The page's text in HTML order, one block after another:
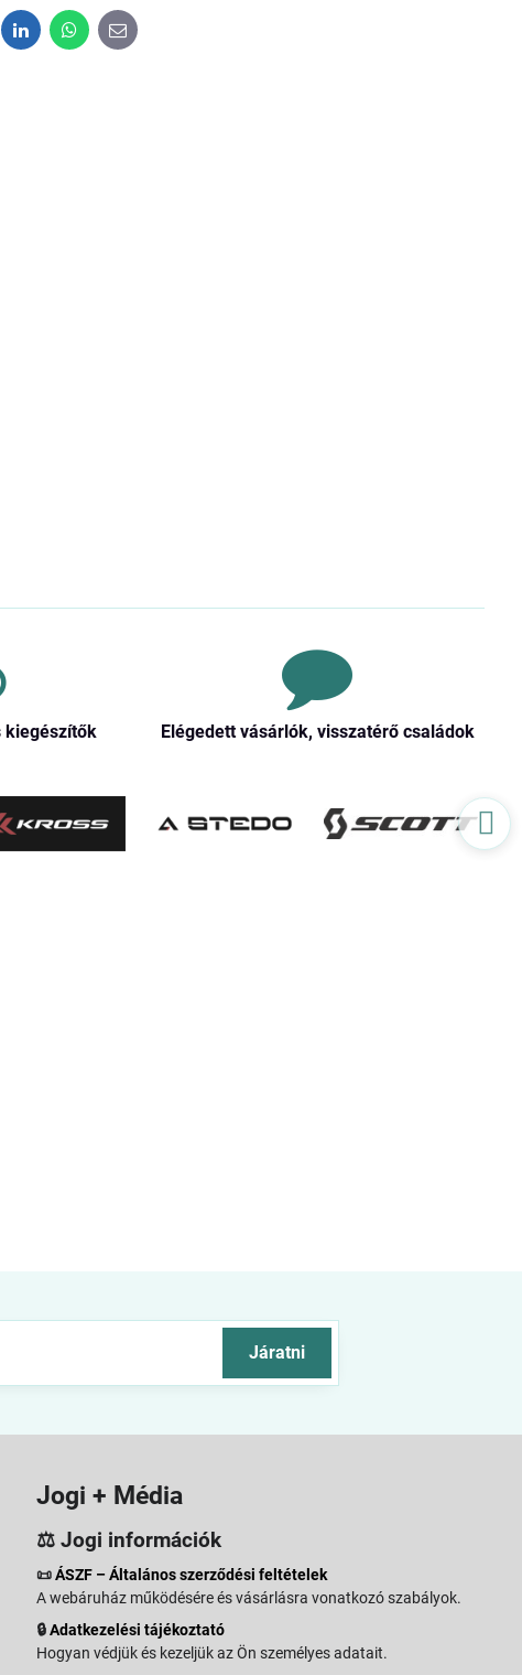
LinkedInWhatsApp
E-
mail
kiegészítők Elégedett vásárlók, visszatérő családok
Járatni
Jogi + Média
⚖️ Jogi információk
📜ÁSZF – Általános szerződési feltételek
A webáruház működésére és vásárlásra vonatkozó szabályok.
🔒Adatkezelési tájékoztató
Hogyan védjük és kezeljük az Ön személyes adatait.